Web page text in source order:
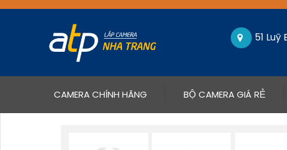
51 Luỹ
CAMERA CHÍNH HÃNG(CURRENT)BỘ CAMERA GIÁ RẺ